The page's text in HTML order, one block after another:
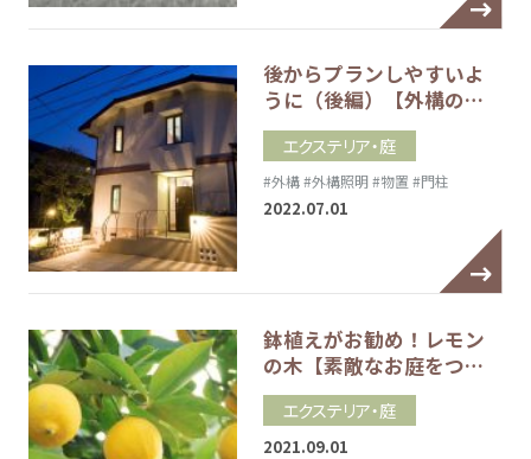
後からプランしやすいよ
うに（後編）【外構の…
エクステリア・庭
#外構#外構照明 #物置 #門柱
2022.07.01
鉢植えがお勧め！レモン
の木【素敵なお庭をつ…
エクステリア・庭
2021.09.01